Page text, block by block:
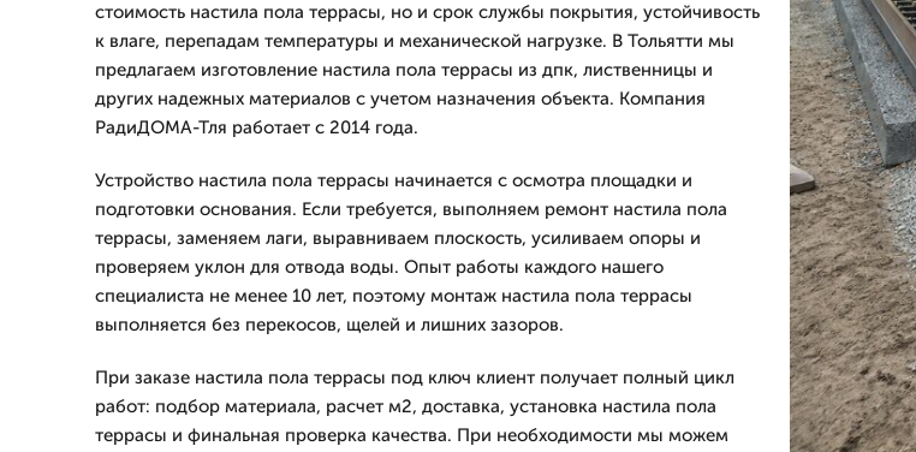
стоимость настила пола террасы, но и срок службы покрытия, устойчивость
к влаге, перепадам температуры и механической нагрузке. В Тольятти мы
предлагаем изготовление настила пола террасы из дпк, лиственницы и
других надежных материалов с учетом назначения объекта. Компания
РадиДОМА-Тля работает с 2014 года.
Устройство настила пола террасы начинается с осмотра площадки и
подготовки основания. Если требуется, выполняем ремонт настила пола
террасы, заменяем лаги, выравниваем плоскость, усиливаем опоры и
проверяем уклон для отвода воды. Опыт работы каждого нашего
специалиста не менее 10 лет, поэтому монтаж настила пола террасы
выполняется без перекосов, щелей и лишних зазоров.
При заказе настила пола террасы под ключ клиент получает полный цикл
работ: подбор материала, расчет м2, доставка, установка настила пола
террасы и финальная проверка качества. При необходимости мы можем